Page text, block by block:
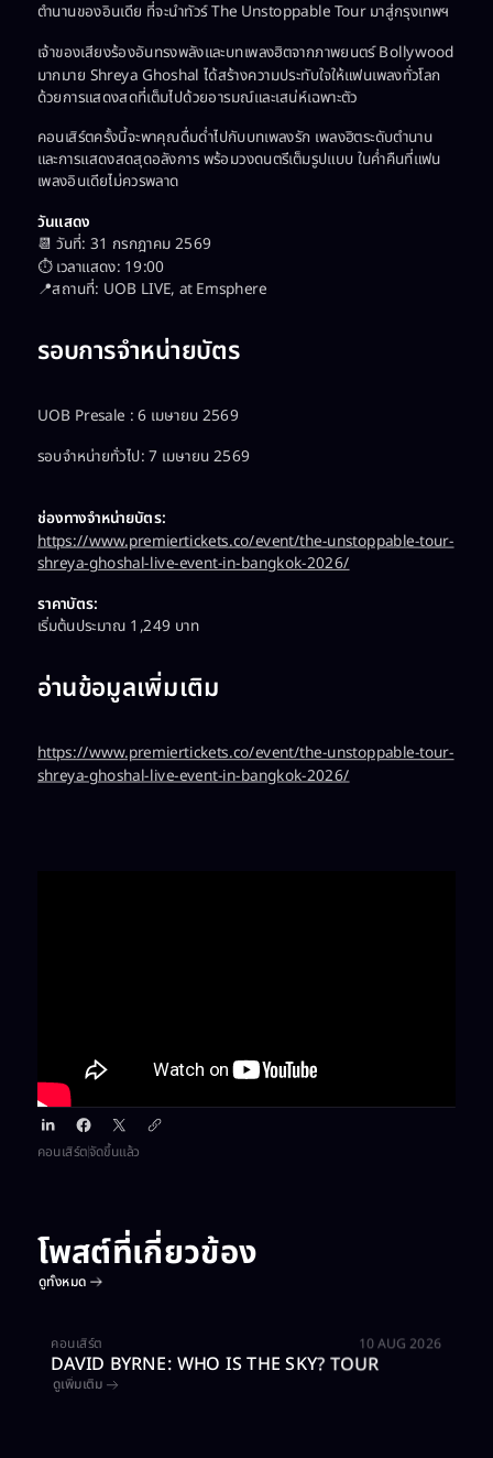
ตำนานของอินเดีย ที่จะนำทัวร์The Unstoppable Tourมาสู่กรุงเทพฯ
เจ้าของเสียงร้องอันทรงพลังและบทเพลงฮิตจากภาพยนตร์ Bollywood
มากมาย Shreya Ghoshal ได้สร้างความประทับใจให้แฟนเพลงทั่วโลก
ด้วยการแสดงสดที่เต็มไปด้วยอารมณ์และเสน่ห์เฉพาะตัว
คอนเสิร์ตครั้งนี้จะพาคุณดื่มด่ำไปกับบทเพลงรัก เพลงฮิตระดับตำนาน
และการแสดงสดสุดอลังการ พร้อมวงดนตรีเต็มรูปแบบ ในค่ำคืนที่แฟน
เพลงอินเดียไม่ควรพลาด
วันแสดง
📆 วันที่: 31 กรกฎาคม 2569
⏱️ เวลาแสดง: 19:00
📍สถานที่: UOB LIVE, at Emsphere
รอบการจำหน่ายบัตร
UOB Presale : 6 เมษายน 2569
รอบจำหน่ายทั่วไป: 7 เมษายน 2569
ช่องทางจำหน่ายบัตร:
https://www.premiertickets.co/event/the-unstoppable-tour-
shreya-ghoshal-live-event-in-bangkok-2026/
ราคาบัตร:
เริ่มต้นประมาณ 1,249 บาท
อ่านข้อมูลเพิ่มเติม
https://www.premiertickets.co/event/the-unstoppable-tour-
shreya-ghoshal-live-event-in-bangkok-2026/
คอนเสิร์ต​จัดขึ้นแล้ว
โพสต์ที่เกี่ยวข้อง​
ดูทั้งหมด
คอนเสิร์ต​ 10 AUG 2026
DAVID BYRNE: WHO IS THE SKY? TOUR
ดูเพิ่มเติม